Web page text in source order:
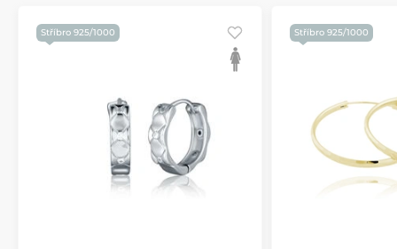
Stříbro 925/1000 Stříbro 925/1000